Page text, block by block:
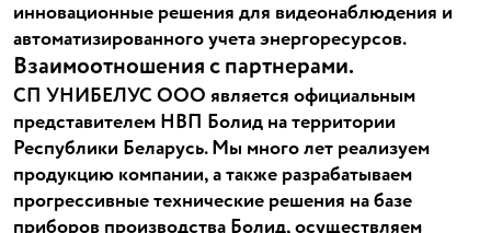
инновационные решения для видеонаблюдения и
автоматизированного учета энергоресурсов.
Взаимоотношения с партнерами.
СП УНИБЕЛУС ООО является официальным
представителем НВП Болид на территории
Республики Беларусь. Мы много лет реализуем
продукцию компании, а также разрабатываем
прогрессивные технические решения на базе